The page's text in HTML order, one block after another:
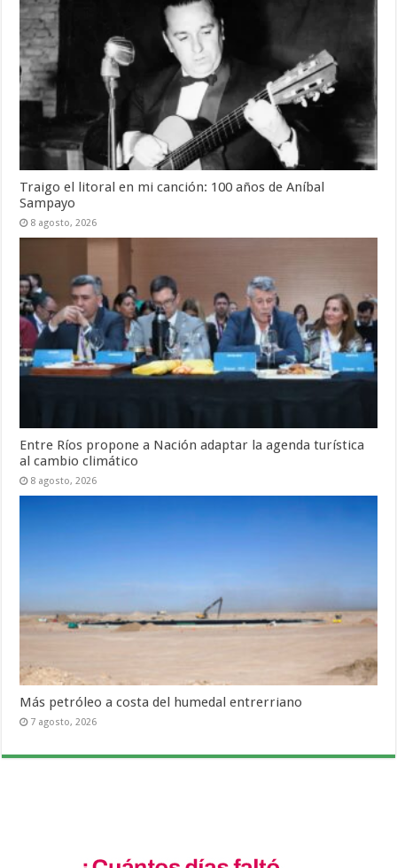
Traigo el litoral en mi canción: 100 años de Aníbal
Sampayo
8 agosto, 2026
Entre Ríos propone a Nación adaptar la agenda turística
al cambio climático
8 agosto, 2026
Más petróleo a costa del humedal entrerriano
7 agosto, 2026